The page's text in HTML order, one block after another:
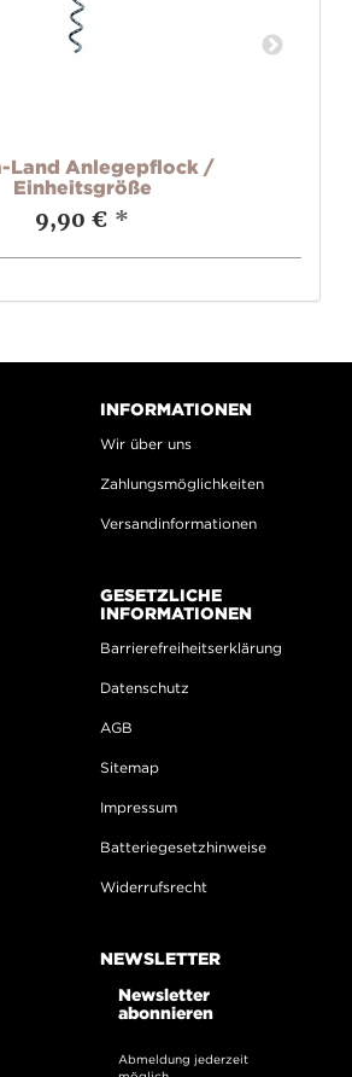
Land Anlegepflock /
Einheitsgröße
9,90 € *
INFORMATIONEN
Wir über uns
Zahlungsmöglichkeiten
Versandinformationen
GESETZLICHE
INFORMATIONEN
Barrierefreiheitserklärung
Datenschutz
AGB
Sitemap
Impressum
Batteriegesetzhinweise
Widerrufsrecht
NEWSLETTER
Newsletter
abonnieren
Abmeldung jederzeit